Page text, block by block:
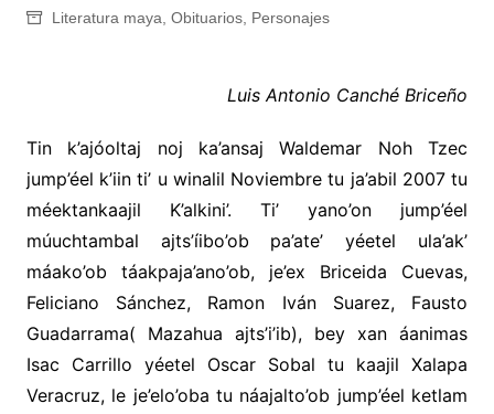
Literatura maya Obituarios, Personajes
Luis Antonio Canché Briceño
Tin k’ajóoltaj noj ka’ansaj Waldemar Noh Tzec
jump’éel k’iin ti’ u winalil Noviembre tu ja’abil 2007 tu
méektankaajil K’alkini’. Ti’ yano’on jump’éel
múuchtambal ajts’íibo’ob pa’ate’ yéetel ula’ak’
máako’ob táakpaja’ano’ob, je’ex Briceida Cuevas,
Feliciano Sánchez, Ramon Iván Suarez, Fausto
Guadarrama( Mazahua ajts’i’ib), bey xan áanimas
Isac Carrillo yéetel Oscar Sobal tu kaajil Xalapa
Veracruz, le je’elo’oba tu náajalto’ob jump’éel ketlam